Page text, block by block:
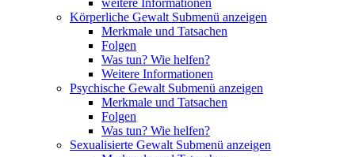
weitere Informationen
Körperliche Gewalt Submenü anzeigen
Merkmale und Tatsachen
Folgen
Was tun? Wie helfen?
Weitere Informationen
Psychische Gewalt Submenü anzeigen
Merkmale und Tatsachen
Folgen
Was tun? Wie helfen?
Sexualisierte Gewalt Submenü anzeigen